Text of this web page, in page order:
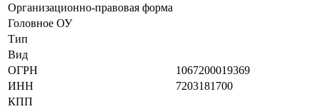
Организационно-правовая форма
Головное ОУ
Тип
Вид
ОГРН
1067200019369
ИНН
7203181700
КПП